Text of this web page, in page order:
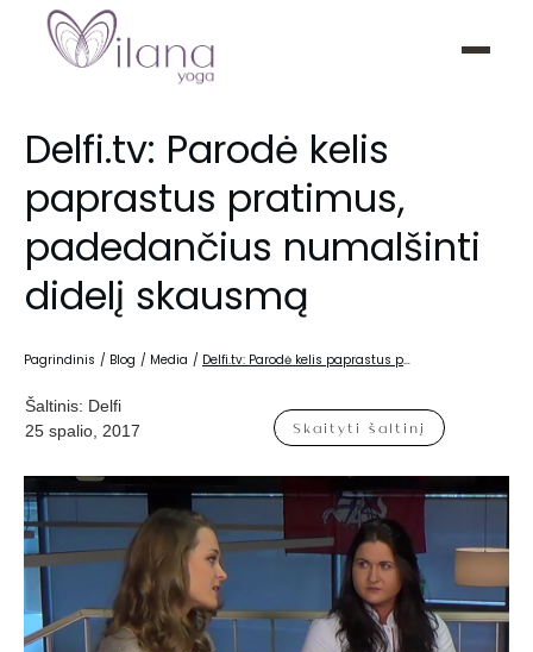
Delfi.tv: Parodė kelis
paprastus pratimus,
padedančius numalšinti
didelį skausmą
Pagrindinis / Blog / Media / Delfi.tv: Parodė kelis paprastus pratimus, padedančius numalšinti didelį skausmą
Skaityti šaltinį
Šaltinis: Delfi
25 spalio, 2017